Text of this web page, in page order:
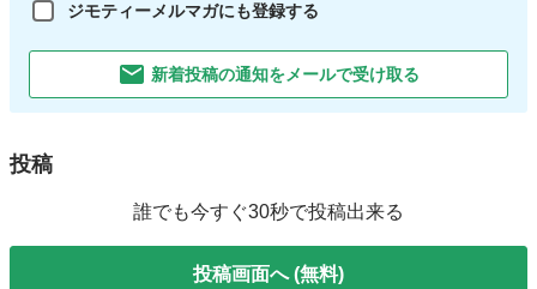
ジモティーメルマガにも登録する
新着投稿の通知をメールで受け取る
投稿
誰でも今すぐ30秒で投稿出来る
投稿画面へ (無料)